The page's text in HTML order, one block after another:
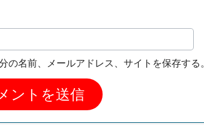
名前、メールアドレス、サイトを保存する。